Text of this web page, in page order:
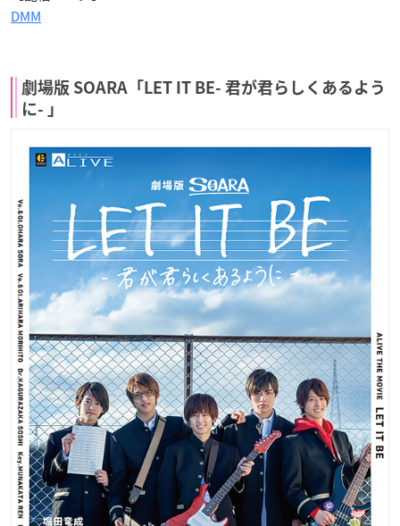
DMM
劇場版 SOARA「LET IT BE- 君が君らしくあるよう
に- 」